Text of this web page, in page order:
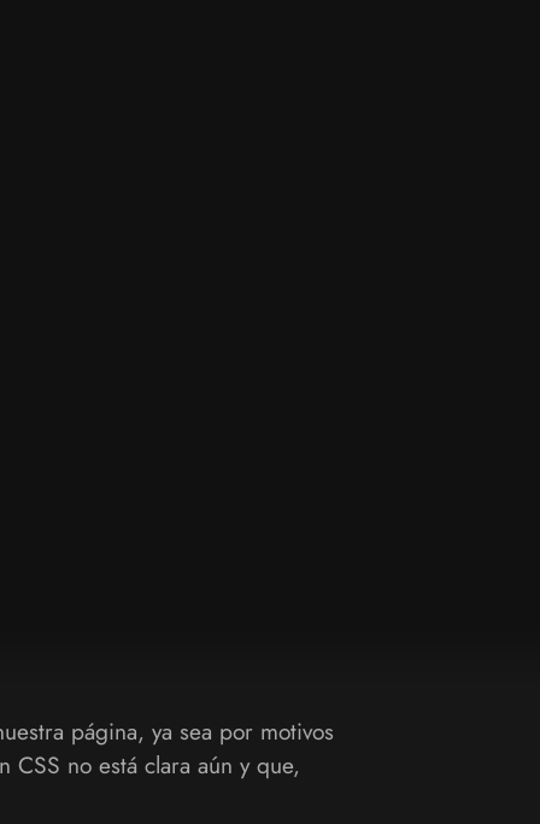
página, ya sea por motivos
no está clara aún y que,